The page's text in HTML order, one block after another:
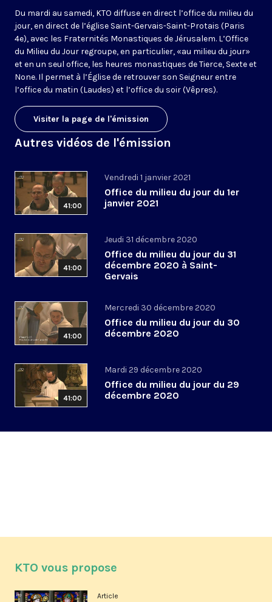
Du mardi au samedi, KTO diffuse en direct l’office du milieu du
jour, en direct de l’église Saint-Gervais-Saint-Protais (Paris
4e), avec les Fraternités Monastiques de Jérusalem. L’Office
du Milieu du Jour regroupe, en particulier, «au milieu du jour»
et en un seul office, les heures monastiques de Tierce, Sexte et
None. Il permet à l’Église de retrouver son Seigneur entre
l’office du matin (Laudes) et l’office du soir (Vêpres).
Visiter la page de l'émission
Autres vidéos de l'émission
41:00
Vendredi 1 janvier 2021
Office du milieu du jour du 1er
janvier 2021
41:00
Jeudi 31 décembre 2020
Office du milieu du jour du 31
décembre 2020 à Saint-
Gervais
41:00
Mercredi 30 décembre 2020
Office du milieu du jour du 30
décembre 2020
41:00
Mardi 29 décembre 2020
Office du milieu du jour du 29
décembre 2020
KTO vous propose
Article